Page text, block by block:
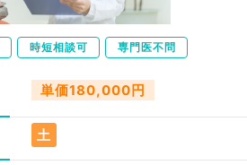
時短相談可 専門医不問
単価180,000円
土